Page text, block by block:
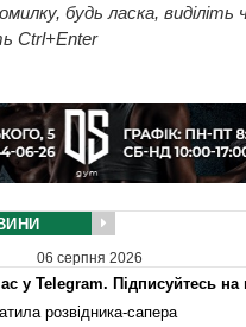
будь ласка, виділіть
Ctrl+Enter
06 серпня 2026
у Telegram. Підписуйтесь
розвідника-сапера